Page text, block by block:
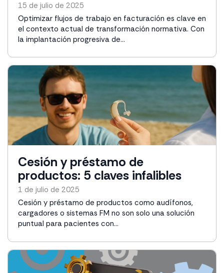
15 de julio de 2025
Optimizar flujos de trabajo en facturación es clave en
el contexto actual de transformación normativa. Con
la implantación progresiva de...
Cesión y préstamo de
productos: 5 claves infalibles
1 de julio de 2025
Cesión y préstamo de productos como audífonos,
cargadores o sistemas FM no son solo una solución
puntual para pacientes con...